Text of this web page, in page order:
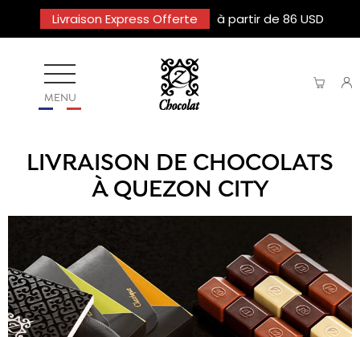
Livraison Express Offerte à partir de 86 USD
MENU
LIVRAISON DE CHOCOLATS
À QUEZON CITY